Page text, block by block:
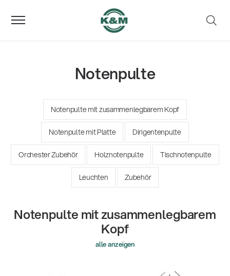
Notenpulte
Notenpulte mit zusammenlegbarem Kopf
Notenpulte mit Platte Dirigentenpulte
Orchester Zubehör Holznotenpulte Tischnotenpulte
Leuchten Zubehör
Notenpulte mit zusammenlegbarem
Kopf
alle anzeigen